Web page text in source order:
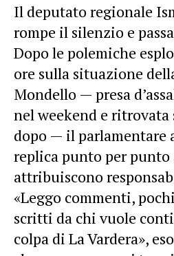
Il deputato regionale
rompe il silenzio e
Dopo le polemiche
ore sulla situazione
Mondello — presa
nel weekend e
dopo — il parlamentare
replica punto per
attribuiscono
«Leggo commenti,
scritti da chi vuole
colpa di La Vardera»,